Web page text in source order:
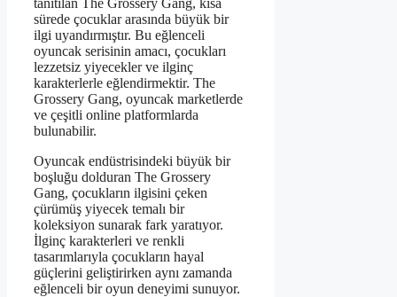
tanıtılan The Grossery Gang, kısa
sürede çocuklar arasında büyük bir
ilgi uyandırmıştır. Bu eğlenceli
oyuncak serisinin amacı, çocukları
lezzetsiz yiyecekler ve ilginç
karakterlerle eğlendirmektir. The
Grossery Gang, oyuncak marketlerde
ve çeşitli online platformlarda
bulunabilir.
Oyuncak endüstrisindeki büyük bir
boşluğu dolduran The Grossery
Gang, çocukların ilgisini çeken
çürümüş yiyecek temalı bir
koleksiyon sunarak fark yaratıyor.
İlginç karakterleri ve renkli
tasarımlarıyla çocukların hayal
güçlerini geliştirirken aynı zamanda
eğlenceli bir oyun deneyimi sunuyor.